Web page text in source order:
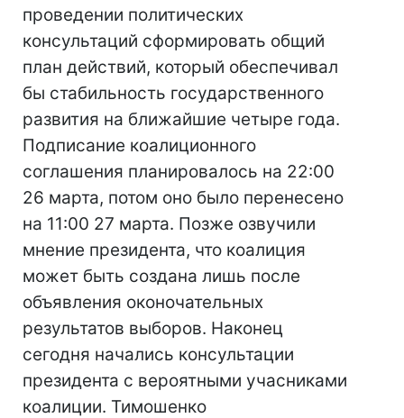
проведении политических
консультаций сформировать общий
план действий, который обеспечивал
бы стабильность государственного
развития на ближайшие четыре года.
Подписание коалиционного
соглашения планировалось на 22:00
26 марта, потом оно было перенесено
на 11:00 27 марта. Позже озвучили
мнение президента, что коалиция
может быть создана лишь после
объявления оконочательных
результатов выборов. Наконец
сегодня начались консультации
президента с вероятными учасниками
коалиции. Тимошенко